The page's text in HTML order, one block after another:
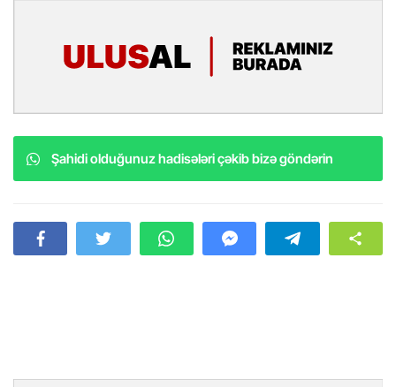
Şahidi olduğunuz hadisələri çəkib bizə göndərin